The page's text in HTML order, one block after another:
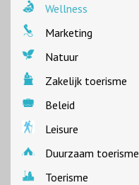
Wellness
Marketing
Natuur
Zakelijk toerisme
Beleid
Leisure
Duurzaam toerisme
Toerisme